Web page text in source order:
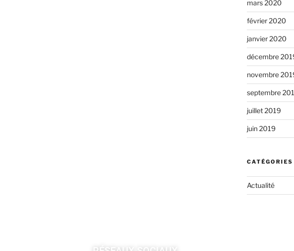
mars 2020
février 2020
janvier 2020
décembre
novembre
septembre
juillet 2019
juin 2019
CATÉGORIES
Actualité